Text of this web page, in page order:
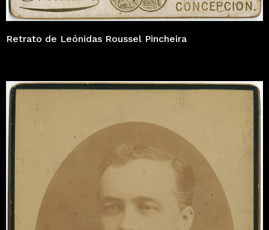
Retrato de Leónidas Roussel Pincheira